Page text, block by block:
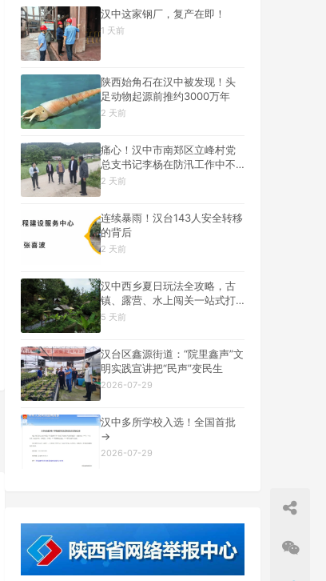
汉中这家钢厂，复产在即！
1 天前
陕西始角石在汉中被发现！头
足动物起源前推约3000万年
2 天前
痛心！汉中市南郑区立峰村党
总支书记李杨在防汛工作中不
幸遇难
2 天前
连续暴雨！汉台143人安全转移
的背后
2 天前
汉中西乡夏日玩法全攻略，古
镇、露营、水上闯关一站式打
卡
5 天前
汉台区鑫源街道：“院里鑫声”文
明实践宣讲把“民声”变民生
2026-07-29
汉中多所学校入选！全国首批
→
2026-07-29